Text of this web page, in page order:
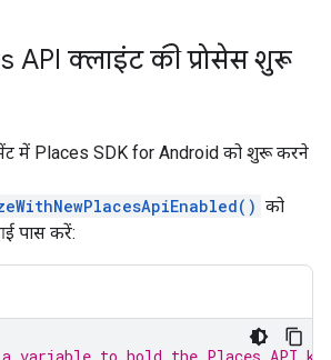
API क्लाइंट की प्रोसेस शुरू
में Places SDK for Android को शुरू करने
को
पास करें: